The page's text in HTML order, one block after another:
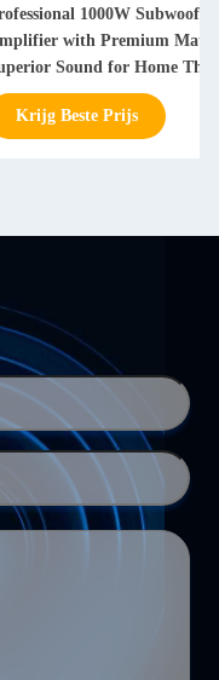
Professional 1000W
Amplifier with 25-
Response and <1%
Distortion
Krijg Beste Prijs